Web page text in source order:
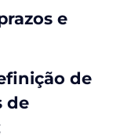
e
de
de